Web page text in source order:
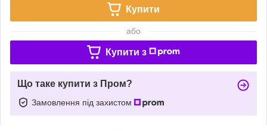
Купити
або
Купити з
Що таке купити з Пром?
Замовлення під захистом